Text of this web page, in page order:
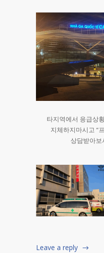
타지역에서 응급상
지체하지마시고 “
상담받아
Leave a reply